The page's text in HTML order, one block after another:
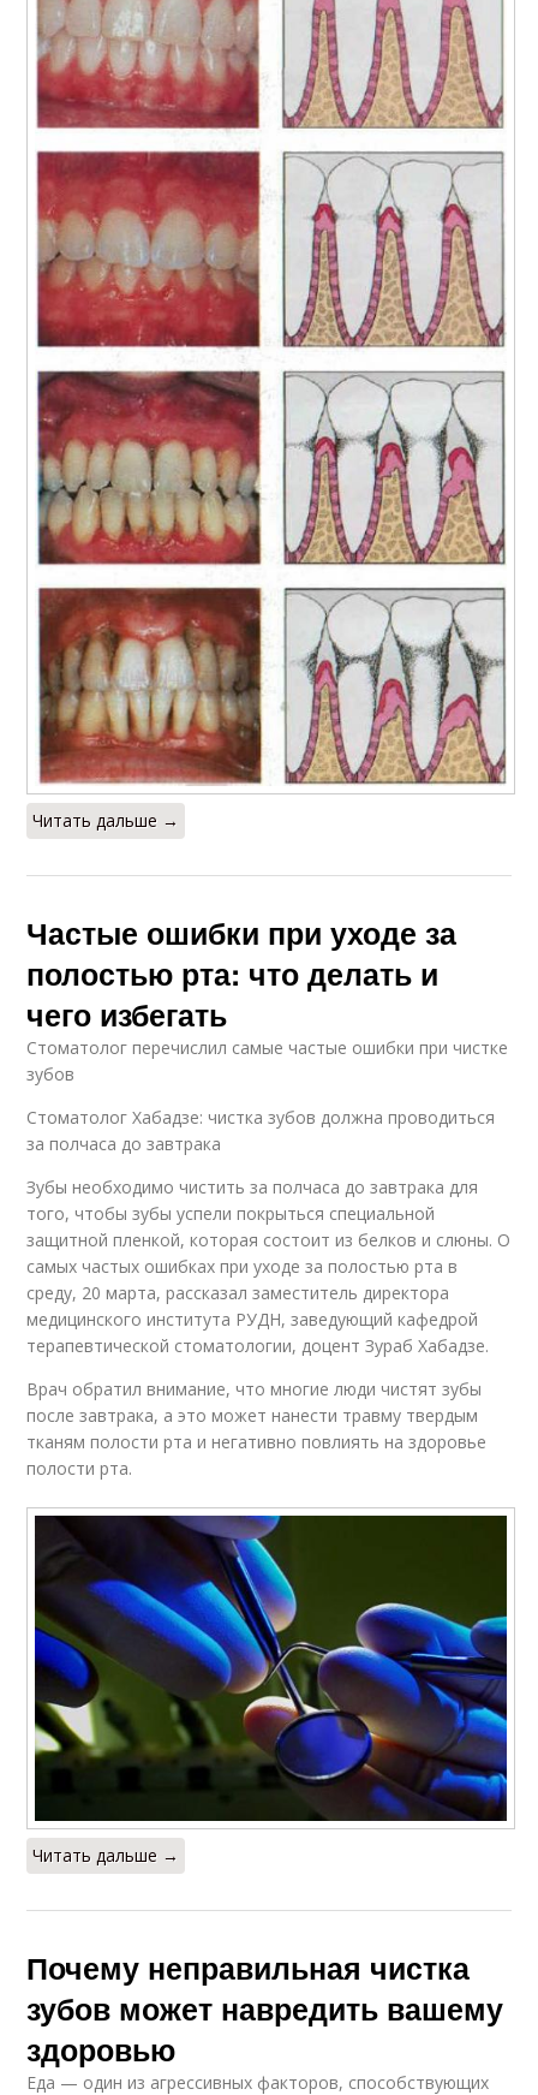
Читать дальше →
Частые ошибки при уходе за
полостью рта: что делать и
чего избегать
Стоматолог перечислил самые частые ошибки при чистке
зубов
Стоматолог Хабадзе: чистка зубов должна проводиться
за полчаса до завтрака
Зубы необходимо чистить за полчаса до завтрака для
того, чтобы зубы успели покрыться специальной
защитной пленкой, которая состоит из белков и слюны. О
самых частых ошибках при уходе за полостью рта в
среду, 20 марта, рассказал заместитель директора
медицинского института РУДН, заведующий кафедрой
терапевтической стоматологии, доцент Зураб Хабадзе.
Врач обратил внимание, что многие люди чистят зубы
после завтрака, а это может нанести травму твердым
тканям полости рта и негативно повлиять на здоровье
полости рта.
Читать дальше →
Почему неправильная чистка
зубов может навредить вашему
здоровью
Еда — один из агрессивных факторов, способствующих